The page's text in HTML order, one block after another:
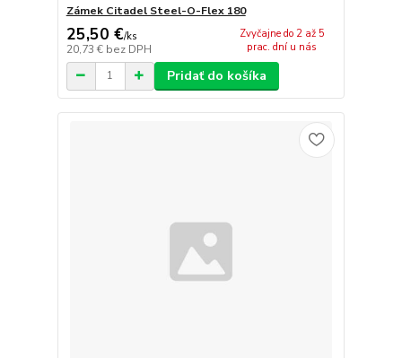
Zámek Citadel Steel-O-Flex 180
25,50 €/ks
20,73 € bez DPH
Zvyčajne do 2 až 5
prac. dní u nás
Pridať do košíka